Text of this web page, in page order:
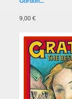
9,00 €